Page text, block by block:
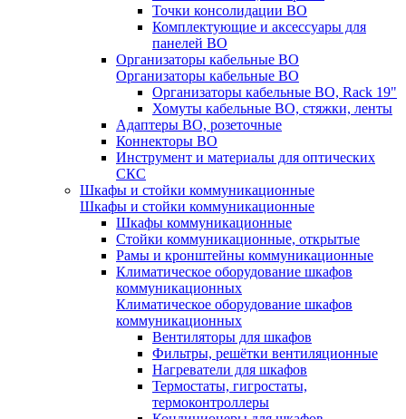
Точки консолидации ВО
Комплектующие и аксессуары для
панелей ВО
Организаторы кабельные ВО
Организаторы кабельные ВО
Организаторы кабельные ВО, Rack 19"
Хомуты кабельные ВО, стяжки, ленты
Адаптеры ВО, розеточные
Коннекторы ВО
Инструмент и материалы для оптических
СКС
Шкафы и стойки коммуникационные
Шкафы и стойки коммуникационные
Шкафы коммуникационные
Стойки коммуникационные, открытые
Рамы и кронштейны коммуникационные
Климатическое оборудование шкафов
коммуникационных
Климатическое оборудование шкафов
коммуникационных
Вентиляторы для шкафов
Фильтры, решётки вентиляционные
Нагреватели для шкафов
Термостаты, гигростаты,
термоконтроллеры